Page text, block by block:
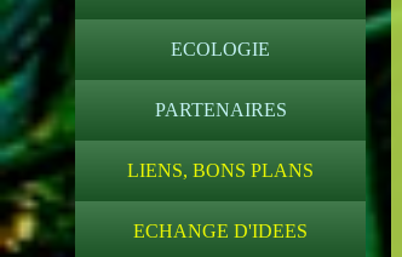
ECOLOGIE
PARTENAIRES
LIENS, BONS PLANS
ECHANGE D'IDEES